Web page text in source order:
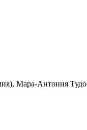
Мара-Антония